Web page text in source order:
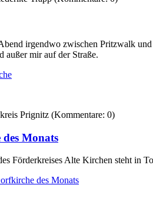
irgendwo zwischen Pritzwalk
außer mir auf der Straße.
Prignitz (Kommentare: 0)
Monats
Förderkreises Alte Kirchen steht in
des Monats